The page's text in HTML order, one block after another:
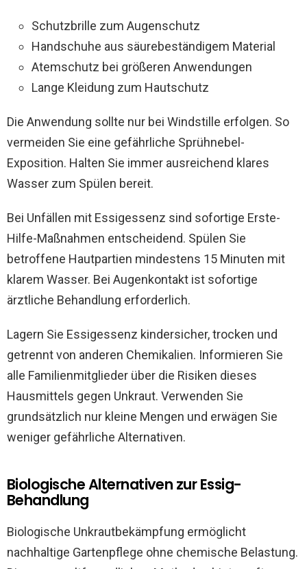
Schutzbrille zum Augenschutz
Handschuhe aus säurebeständigem Material
Atemschutz bei größeren Anwendungen
Lange Kleidung zum Hautschutz
Die Anwendung sollte nur bei Windstille erfolgen. So
vermeiden Sie eine gefährliche Sprühnebel-
Exposition. Halten Sie immer ausreichend klares
Wasser zum Spülen bereit.
Bei Unfällen mit Essigessenz sind sofortige Erste-
Hilfe-Maßnahmen entscheidend. Spülen Sie
betroffene Hautpartien mindestens 15 Minuten mit
klarem Wasser. Bei Augenkontakt ist sofortige
ärztliche Behandlung erforderlich.
Lagern Sie Essigessenz kindersicher, trocken und
getrennt von anderen Chemikalien. Informieren Sie
alle Familienmitglieder über die Risiken dieses
Hausmittels gegen Unkraut. Verwenden Sie
grundsätzlich nur kleine Mengen und erwägen Sie
weniger gefährliche Alternativen.
Biologische Alternativen zur Essig-
Behandlung
Biologische Unkrautbekämpfung ermöglicht
nachhaltige Gartenpflege ohne chemische Belastung.